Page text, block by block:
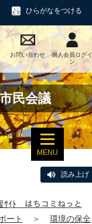
ひらがなをつける
お問い合わせ
個人会員ログイ
ン
民会議
MENU
読み上げ
ｻｲﾄ はちコミねっと
ート ＞ 環境の保全